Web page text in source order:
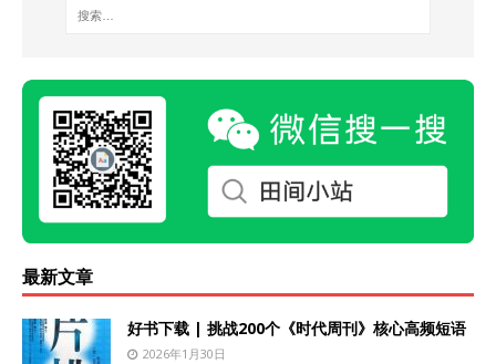
最新文章
好书下载 | 挑战200个《时代周刊》核心高频短语
2026年1月30日